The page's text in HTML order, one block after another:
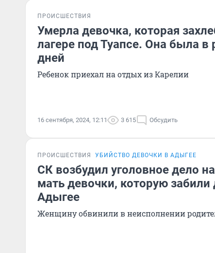
ПРОИСШЕСТВИЯ
Умерла девочка, которая
лагере под Туапсе. Она была в
дней
Ребенок приехал на отдых из Карелии
16 сентября, 2024, 12:11 3 615 Обсудить
ПРОИСШЕСТВИЯ УБИЙСТВО ДЕВОЧКИ В АДЫГЕЕ
СК возбудил уголовное дело
мать девочки, которую забили
Адыгее
Женщину обвинили в неисполнении